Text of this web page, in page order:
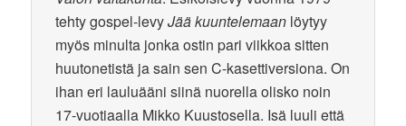
tehty gospel-levyJää kuuntelemaan löytyy
myös minulta jonka ostin pari viikkoa sitten
huutonetistä ja sain sen C-kasettiversiona. On
ihan eri lauluääni siinä nuorella olisko noin
17-vuotiaalla Mikko Kuustosella. Isä luuli että